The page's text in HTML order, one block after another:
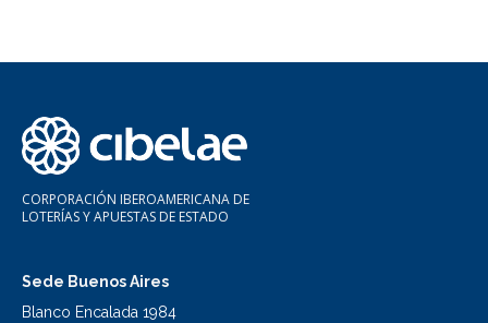
CORPORACIÓN IBEROAMERICANA DE
LOTERÍAS Y APUESTAS DE ESTADO
Sede Buenos Aires
Blanco Encalada 1984